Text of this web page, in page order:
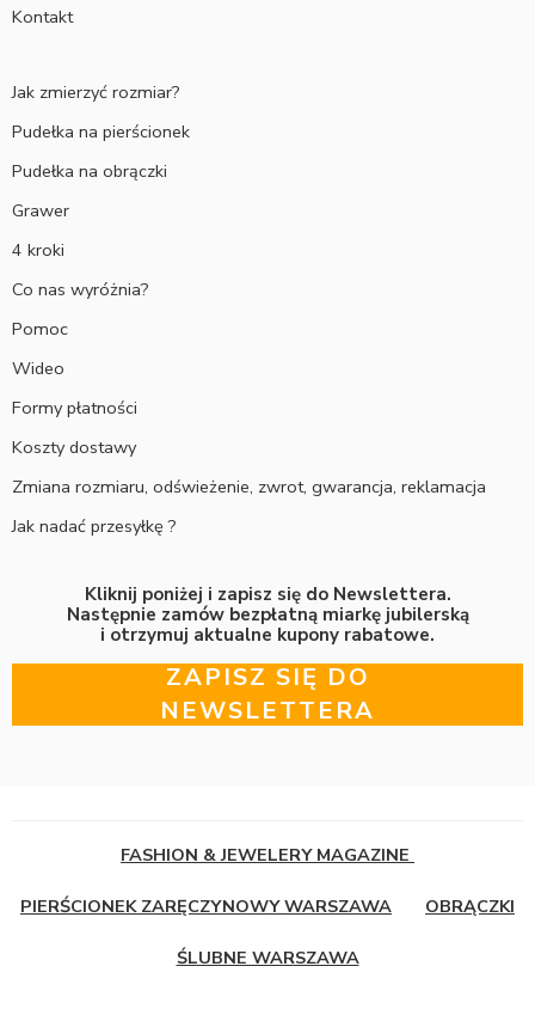
Kontakt
Jak zmierzyć rozmiar?
Pudełka na pierścionek
Pudełka na obrączki
Grawer
4 kroki
Co nas wyróżnia?
Pomoc
Wideo
Formy płatności
Koszty dostawy
Zmiana rozmiaru, odświeżenie, zwrot, gwarancja, reklamacja
Jak nadać przesyłkę ?
Kliknij poniżej i zapisz się do Newslettera.
Następnie zamów bezpłatną miarkę jubilerską
i otrzymuj aktualne kupony rabatowe.
ZAPISZ SIĘ DO
NEWSLETTERA
FASHION & JEWELERY MAGAZINE
PIERŚCIONEK ZARĘCZYNOWY WARSZAWA OBRĄCZKI
ŚLUBNE WARSZAWA